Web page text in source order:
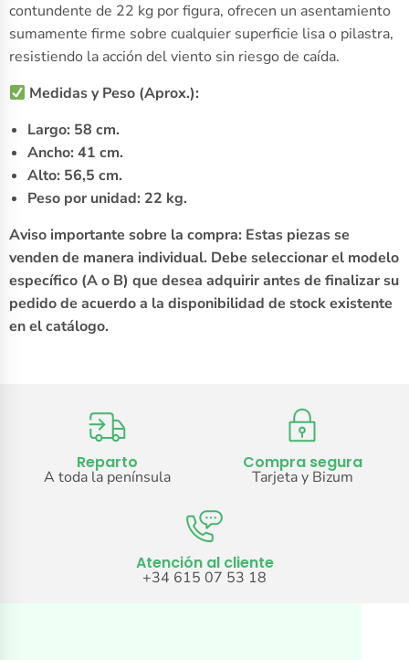
contundente de 22 kg por figura, ofrecen un asentamiento
sumamente firme sobre cualquier superficie lisa o pilastra,
resistiendo la acción del viento sin riesgo de caída.
Medidas y Peso (Aprox.):
Largo: 58 cm.
Ancho: 41 cm.
Alto: 56,5 cm.
Peso por unidad: 22 kg.
Aviso importante sobre la compra: Estas piezas se
venden de manera individual. Debe seleccionar el modelo
específico (A o B) que desea adquirir antes de finalizar su
pedido de acuerdo a la disponibilidad de stock existente
en el catálogo.
Reparto
A toda la península
Compra segura
Tarjeta y Bizum
Atención al cliente
+34 615 07 53 18